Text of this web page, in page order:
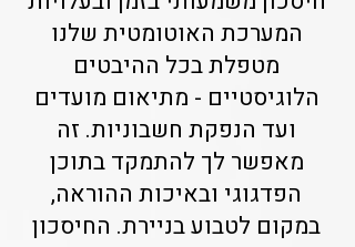
המערכת האוטומטית שלנו
מטפלת בכל ההיבטים
הלוגיסטיים - מתיאום מועדים
ועד הנפקת חשבוניות. זה
מאפשר לך להתמקד בתוכן
הפדגוגי ובאיכות ההוראה,
במקום לטבוע בניירת. החיסכון